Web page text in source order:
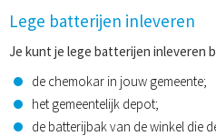
Lege batterijen inleveren
Je kunt je lege batterijen inleveren
de chemokar in jouw gemeente;
het gemeentelijk depot;
de batterijbak van de winkel die